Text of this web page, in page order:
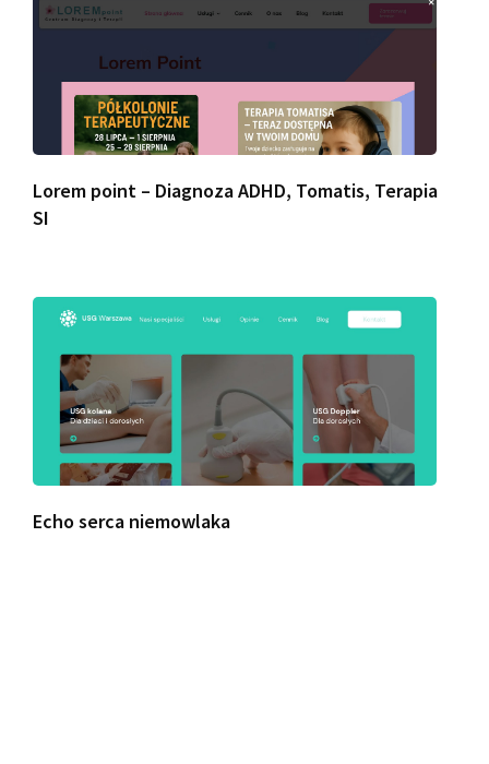
Lorem point – Diagnoza ADHD, Tomatis, Terapia
SI
Echo serca niemowlaka